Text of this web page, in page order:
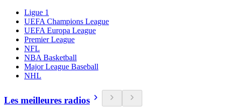
Ligue 1
UEFA Champions League
UEFA Europa League
Premier League
NFL
NBA Basketball
Major League Baseball
NHL
Les meilleures radios